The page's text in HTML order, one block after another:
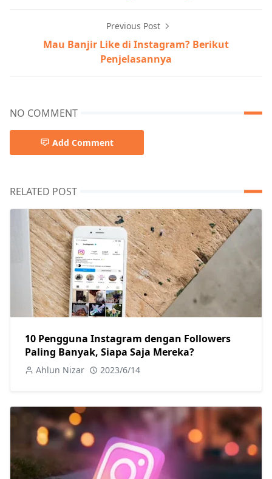
Previous Post
Mau Banjir Like di Instagram? Berikut
Penjelasannya
NO COMMENT
Add Comment
RELATED POST
10 Pengguna Instagram dengan Followers
Paling Banyak, Siapa Saja Mereka?
Ahlun Nizar 2023/6/14